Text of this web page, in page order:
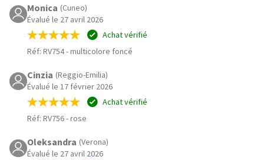
Monica (Cuneo)
Évalué le 27 avril 2026
Achat vérifié
Réf: RV754-multicolore foncé
Cinzia (Reggio-Emilia)
Évalué le 17 février 2026
Achat vérifié
Réf: RV756-rose
Oleksandra (Verona)
Évalué le 27 avril 2026